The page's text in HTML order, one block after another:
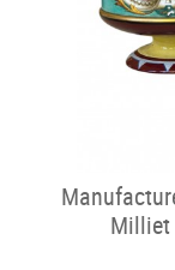
Milliet